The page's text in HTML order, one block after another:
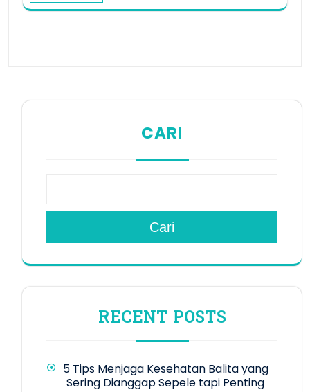
CARI
Cari
RECENT POSTS
5 Tips Menjaga Kesehatan Balita yang
Sering Dianggap Sepele tapi Penting